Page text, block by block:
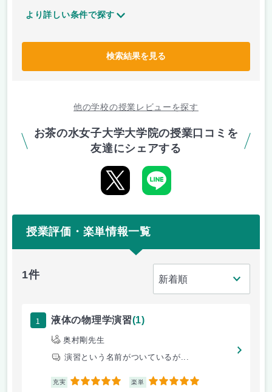
より詳しい条件で探す
検索結果を見る
他の学校の授業レビューを探す
お茶の水女子大学大学院の授業口コミを
友達にシェアする
授業評価・楽単情報一覧
1件
1 液体の物理学演習(1)
奥村剛先生
演習という名前がついているが...
充実 5 楽単 5